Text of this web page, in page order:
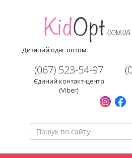
Дитячий одяг оптом
(067) 523-54-97
Єдиний контакт-центр
(Viber)